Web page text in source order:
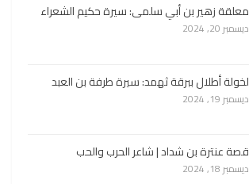
معلقة زهير بن أبي سلمى: سيرة حكيم الشعراء
ديسمبر 20, 2024
لخولة أطلال ببرقة ثهمد: سيرة طرفة بن العبد
ديسمبر 19, 2024
قصة عنترة بن شداد | شاعر الحرب والحب
ديسمبر 18, 2024